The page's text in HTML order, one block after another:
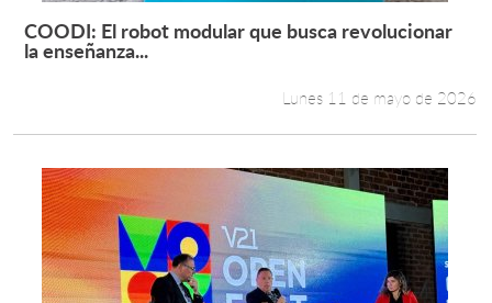
Leer más +
COODI: El robot modular que busca revolucionar
la enseñanza...
Lunes 11 de mayo de 2026